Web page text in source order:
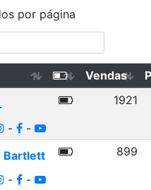
por página
Vendas
- -
1921
Bartlett
- -
899